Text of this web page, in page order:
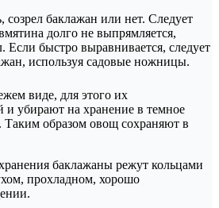
созрел баклажан или нет. Следует
долго не выпрямляется,
Если быстро выравнивается, следует
используя садовые ножницы.
виде, для этого их
и убирают на хранение в темное
образом овощ сохраняют в
баклажаны режут кольцами
прохладном, хорошо